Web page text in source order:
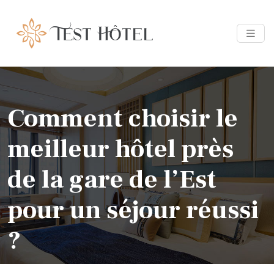
Comment choisir le
meilleur hôtel près
de la gare de l’Est
pour un séjour réussi
?